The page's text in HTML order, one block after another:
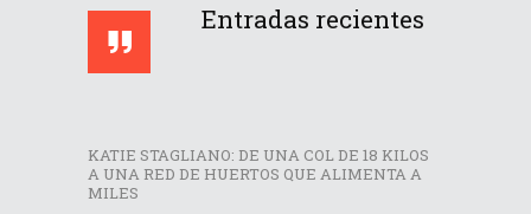
Entradas recientes
KATIE STAGLIANO: DE UNA COL DE 18 KILOS
A UNA RED DE HUERTOS QUE ALIMENTA A
MILES